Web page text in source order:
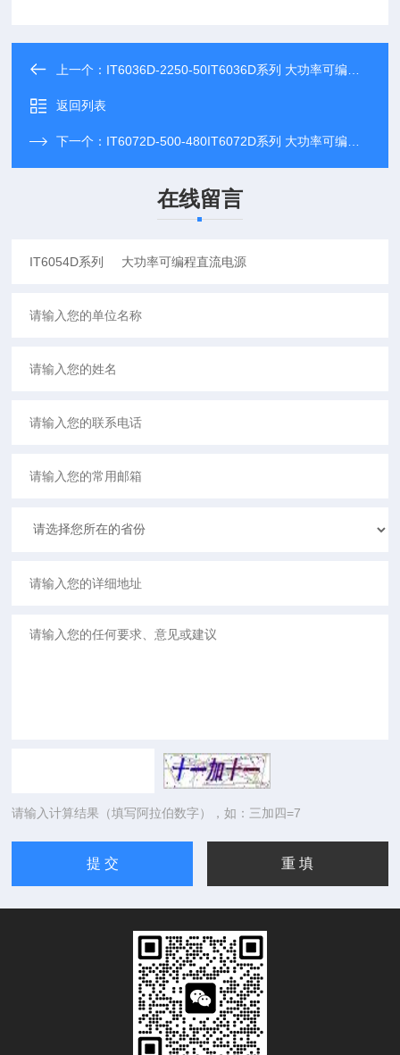
上一个： IT6036D-2250-50IT6036D系列 大功率可编程直流电源
返回列表
下一个： IT6072D-500-480IT6072D系列 大功率可编程直流电源
在线留言
请输入计算结果（填写阿拉伯数字），如：三加四=7